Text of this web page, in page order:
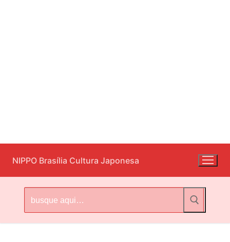
para
o
conteúdo
NIPPO Brasília Cultura Japonesa
por: